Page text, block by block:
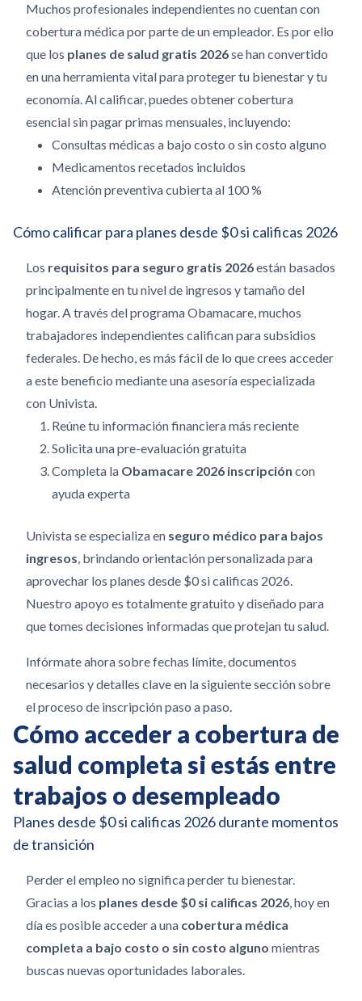
Muchos profesionales independientes no cuentan con
cobertura médica por parte de un empleador. Es por ello
que los planes de salud gratis 2026se han convertido
en una herramienta vital para proteger tu bienestar y tu
economía. Al calificar, puedes obtener cobertura
esencial sin pagar primas mensuales, incluyendo:
Consultas médicas a bajo costo o sin costo alguno
Medicamentos recetados incluidos
Atención preventiva cubierta al 100 %
Cómo calificar para planes desde $0 si calificas 2026
Los requisitos para seguro gratis 2026están basados
principalmente en tu nivel de ingresos y tamaño del
hogar. A través del programa Obamacare, muchos
trabajadores independientes califican para subsidios
federales. De hecho, es más fácil de lo que crees acceder
a este beneficio mediante una asesoría especializada
con Univista.
Reúne tu información financiera más reciente
Solicita una pre-evaluación gratuita
Completa la Obamacare 2026 inscripción con
ayuda experta
Univista se especializa en seguro médico para bajos
ingresos, brindando orientación personalizada para
aprovechar los planes desde $0 si calificas 2026.
Nuestro apoyo es totalmente gratuito y diseñado para
que tomes decisiones informadas que protejan tu salud.
Infórmate ahora sobre fechas límite, documentos
necesarios y detalles clave en la siguiente sección sobre
el proceso de inscripción paso a paso.
Cómo acceder a cobertura de
salud completa si estás entre
trabajos o desempleado
Planes desde $0 si calificas 2026 durante momentos
de transición
Perder el empleo no significa perder tu bienestar.
Gracias a los planes desde $0 si calificas 2026, hoy en
día es posible acceder a una cobertura médica
completa a bajo costo o sin costo alguno mientras
buscas nuevas oportunidades laborales.